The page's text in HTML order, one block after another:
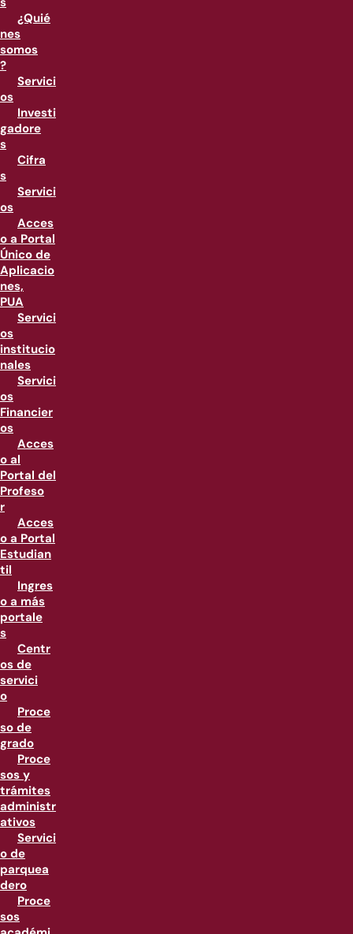
¿Quié
nes
somos
?
Servici
os
Investi
gadore
s
Cifra
s
Servici
os
Acces
o a Portal
Único de
Aplicacio
nes,
PUA
Servici
os
institucio
nales
Servici
os
Financier
os
Acces
o al
Portal del
Profeso
r
Acces
o a Portal
Estudian
til
Ingres
o a más
portale
s
Centr
os de
servici
o
Proce
so de
grado
Proce
sos y
trámites
administr
ativos
Servici
o de
parquea
dero
Proce
sos